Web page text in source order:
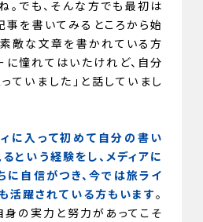
。でも、そんな方でも最初は
事を書いてみるところから始
素敵な文章を書かれている方
に憧れてはいたけれど、自分
ていました」と話していまし
に入って初めて自分の書い
という経験をし、メディアに
に自信がつき、今では旅ライ
活躍されている方もいます。
身の実力と努力があってこそ